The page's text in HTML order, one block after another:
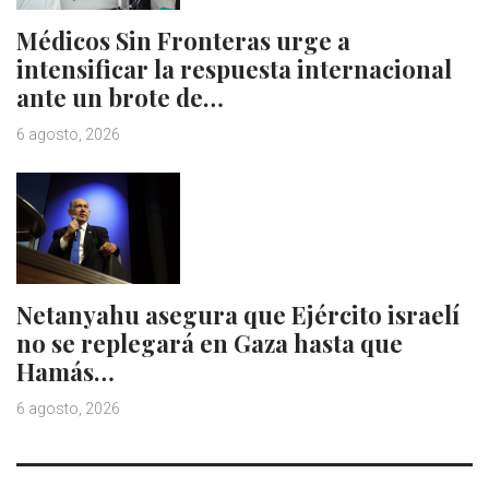
Médicos Sin Fronteras urge a
intensificar la respuesta internacional
ante un brote de…
6 agosto, 2026
Netanyahu asegura que Ejército israelí
no se replegará en Gaza hasta que
Hamás…
6 agosto, 2026